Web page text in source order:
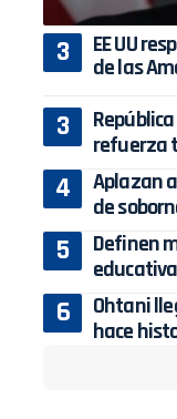
EE UU
de las
refuerza
Aplazan
de
Definen
Ohtani
hace